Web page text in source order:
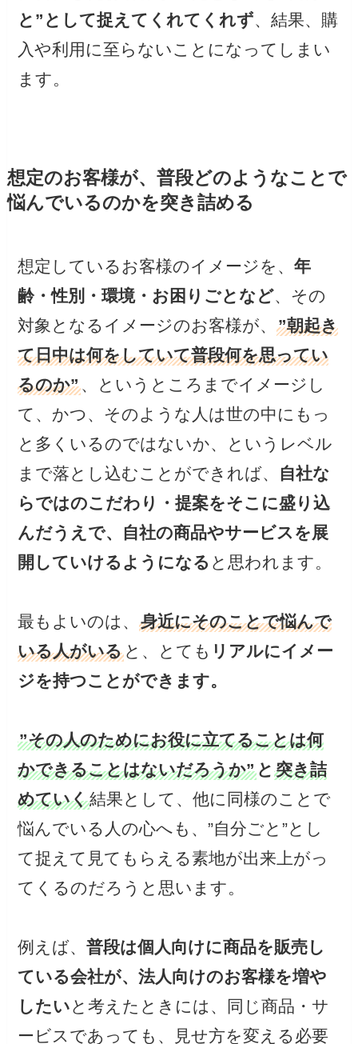
と”として捉えてくれてくれず、結果、購
入や利用に至らないことになってしまい
ます。
想定のお客様が、普段どのようなことで
悩んでいるのかを突き詰める
想定しているお客様のイメージを、年
齢・性別・環境・お困りごとなど、その
対象となるイメージのお客様が、”朝起き
て日中は何をしていて普段何を思ってい
るのか”、というところまでイメージし
て、かつ、そのような人は世の中にもっ
と多くいるのではないか、というレベル
まで落とし込むことができれば、
自社な
らではのこだわり・提案をそこに盛り込
んだうえで、自社の商品やサービスを展
開していけるようになる と思われます。
最もよいのは、身近にそのことで悩んで
いる人がいる と、とても リアルにイメー
ジを持つことができます。
”その人のためにお役に立てることは何
かできることはないだろうか” と突き詰
めていく結果として、他に同様のことで
悩んでいる人の心へも、”自分ごと”とし
て捉えて見てもらえる素地が出来上がっ
てくるのだろうと思います。
例えば、普段は個人向けに商品を販売し
ている会社が、法人向けのお客様を増や
したいと考えたときには、同じ商品・サ
ービスであっても、見せ方を変える必要